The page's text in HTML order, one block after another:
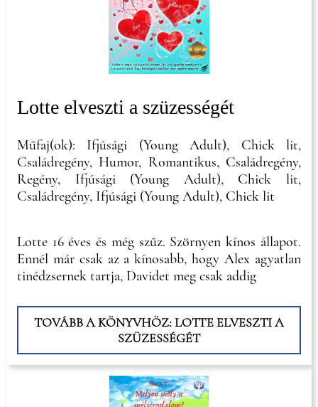
Lotte elveszti a szüzességét
Műfaj(ok): Ifjúsági (Young Adult), Chick lit,
Családregény, Humor, Romantikus, Családregény,
Regény, Ifjúsági (Young Adult), Chick lit,
Családregény, Ifjúsági (Young Adult), Chick lit
Lotte 16 éves és még szűz. Szörnyen kínos állapot.
Ennél már csak az a kínosabb, hogy Alex agyatlan
tinédzsernek tartja, Davidet meg csak addig
TOVÁBB A KÖNYVHÖZ: LOTTE ELVESZTI A
SZÜZESSÉGÉT